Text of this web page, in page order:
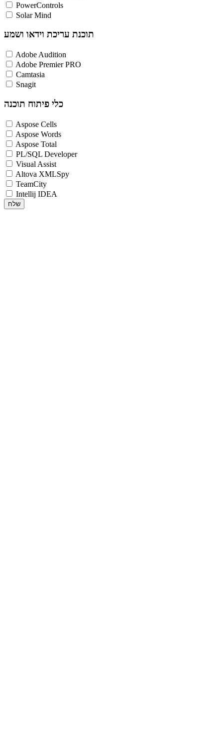
PowerControls
Solar Mind
תוכנת עריכת וידאו ושמע
Adobe Audition
Adobe Premier PRO
Camtasia
Snagit
כלי פיתוח תוכנה
Aspose Cells
Aspose Words
Aspose Total
PL/SQL Developer
Visual Assist
Altova XMLSpy
TeamCity
Intellij IDEA